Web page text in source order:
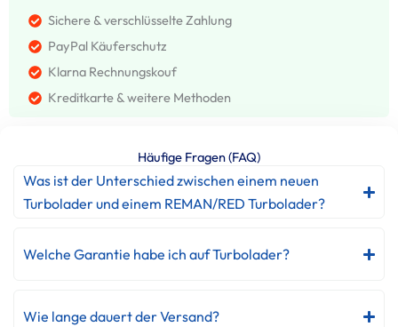
Sichere & verschlüsselte Zahlung
PayPal Käuferschutz
Klarna Rechnungskouf
Kreditkarte & weitere Methoden
Häufige Fragen (FAQ)
Was ist der Unterschied zwischen einem neuen
Turbolader und einem REMAN/RED Turbolader?
Welche Garantie habe ich auf Turbolader?
Wie lange dauert der Versand?